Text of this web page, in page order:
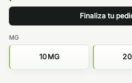
Finaliza tu
MG
10MG